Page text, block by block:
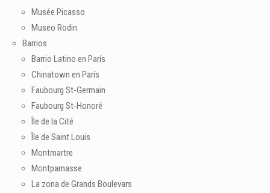
Musée Picasso
Museo Rodin
Barrios
Barrio Latino en París
Chinatown en París
Faubourg St-Germain
Faubourg St-Honoré
Île de la Cité
Île de Saint Louis
Montmartre
Montparnasse
La zona de Grands Boulevars